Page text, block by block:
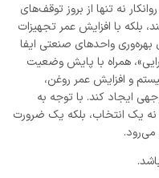
نه تنها از بروز توقف‌های
بلکه با افزایش عمر تجهیزات
بهره‌وری واحدهای صنعتی ایفا
همراه با پایش وضعیت
و افزایش عمر روغن،
ایجاد کند. با توجه به
نه یک انتخاب، بلکه یک ضرورت
می‌رود.